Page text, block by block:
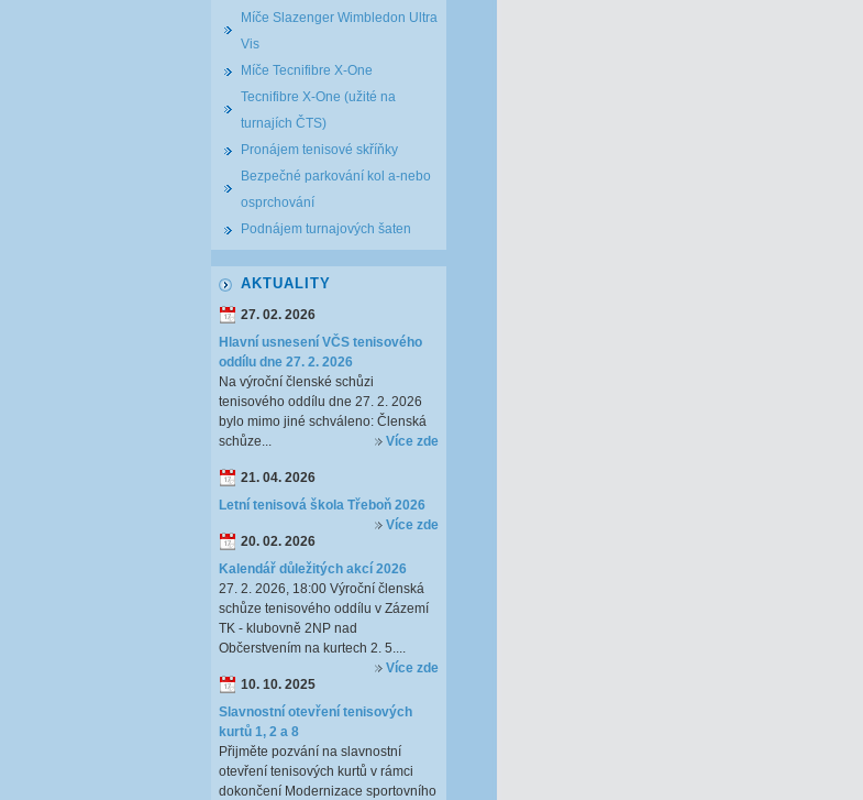
Míče Slazenger Wimbledon Ultra
Vis
Míče Tecnifibre X-One
Tecnifibre X-One (užité na
turnajích ČTS)
Pronájem tenisové skříňky
Bezpečné parkování kol a-nebo
osprchování
Podnájem turnajových šaten
AKTUALITY
27. 02. 2026
Hlavní usnesení VČS tenisového
oddílu dne 27. 2. 2026
Na výroční členské schůzi
tenisového oddílu dne 27. 2. 2026
bylo mimo jiné schváleno: Členská
schůze...
Více zde
21. 04. 2026
Letní tenisová škola Třeboň 2026
Více zde
20. 02. 2026
Kalendář důležitých akcí 2026
27. 2. 2026, 18:00 Výroční členská
schůze tenisového oddílu v Zázemí
TK - klubovně 2NP nad
Občerstvením na kurtech 2. 5....
Více zde
10. 10. 2025
Slavnostní otevření tenisových
kurtů 1, 2 a 8
Přijměte pozvání na slavnostní
otevření tenisových kurtů v rámci
dokončení Modernizace sportovního